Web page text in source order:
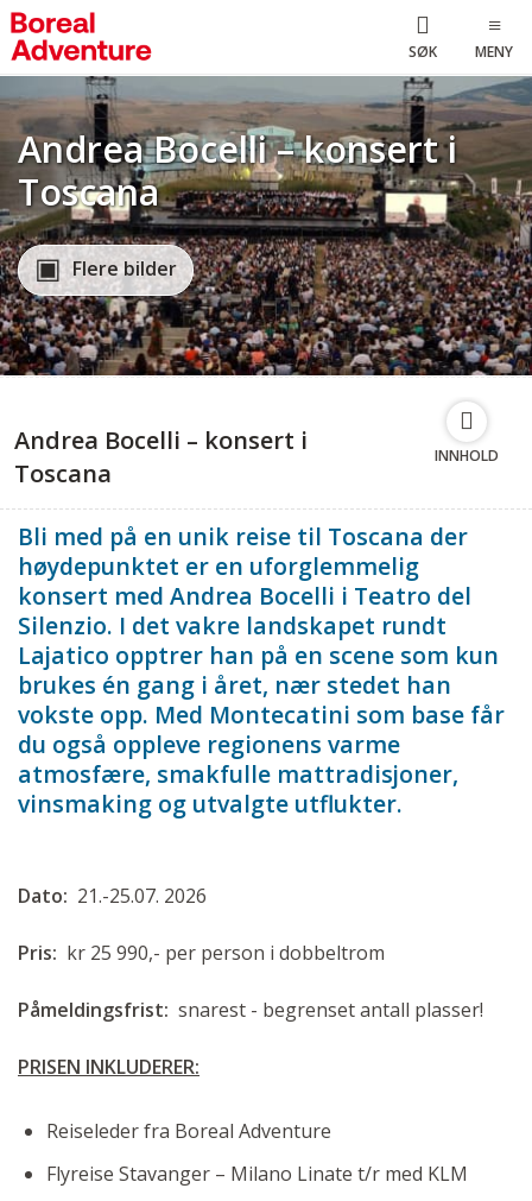
SØK MENY
Andrea Bocelli – konsert i
Toscana
Flere bilder
Andrea Bocelli – konsert i
Toscana
INNHOLD
Bli med på en unik reise til Toscana der
høydepunktet er en uforglemmelig
konsert med Andrea Bocelli i Teatro del
Silenzio. I det vakre landskapet rundt
Lajatico opptrer han på en scene som kun
brukes én gang i året, nær stedet han
vokste opp. Med Montecatini som base får
du også oppleve regionens varme
atmosfære, smakfulle mattradisjoner,
vinsmaking og utvalgte utflukter.
Dato: 21.-25.07. 2026
Pris: kr 25 990,- per person i dobbeltrom
Påmeldingsfrist: snarest - begrenset antall plasser!
PRISEN INKLUDERER:
Reiseleder fra Boreal Adventure
Flyreise Stavanger – Milano Linate t/r med KLM